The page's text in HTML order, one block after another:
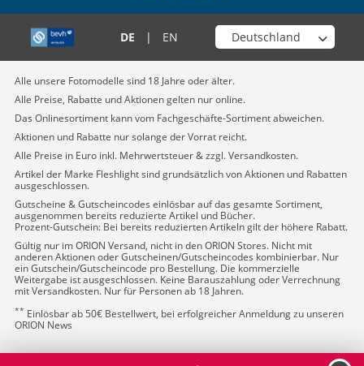
DE | EN Wähle deinen Shop
Alle unsere Fotomodelle sind 18 Jahre oder älter.
Alle Preise, Rabatte und Aktionen gelten nur online.
Das Onlinesortiment kann vom Fachgeschäfte-Sortiment abweichen.
Aktionen und Rabatte nur solange der Vorrat reicht.
Alle Preise in Euro inkl. Mehrwertsteuer & zzgl. Versandkosten.
Artikel der Marke Fleshlight sind grundsätzlich von Aktionen und Rabatten
ausgeschlossen.
Gutscheine & Gutscheincodes einlösbar auf das gesamte Sortiment,
ausgenommen bereits reduzierte Artikel und Bücher.
Prozent-Gutschein: Bei bereits reduzierten Artikeln gilt der höhere Rabatt.
Gültig nur im ORION Versand, nicht in den ORION Stores. Nicht mit
anderen Aktionen oder Gutscheinen/Gutscheincodes kombinierbar. Nur
ein Gutschein/Gutscheincode pro Bestellung. Die kommerzielle
Weitergabe ist ausgeschlossen. Keine Barauszahlung oder Verrechnung
mit Versandkosten. Nur für Personen ab 18 Jahren.
** Einlösbar ab 50€ Bestellwert, bei erfolgreicher Anmeldung zu unseren
ORION News